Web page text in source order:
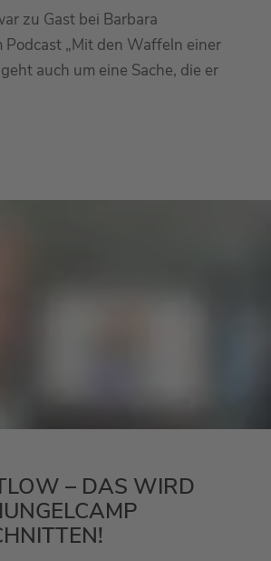
zu Gast bei Barbara
Podcast „Mit den Waffeln einer
auch um eine Sache, die er
– DAS WIRD